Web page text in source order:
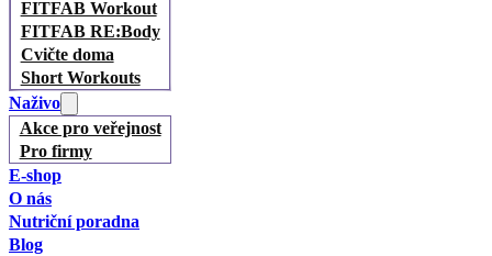
FITFAB Workout
FITFAB RE:Body
Cvičte doma
Short Workouts
Naživo
Akce pro veřejnost
Pro firmy
E-shop
O nás
Nutriční poradna
Blog